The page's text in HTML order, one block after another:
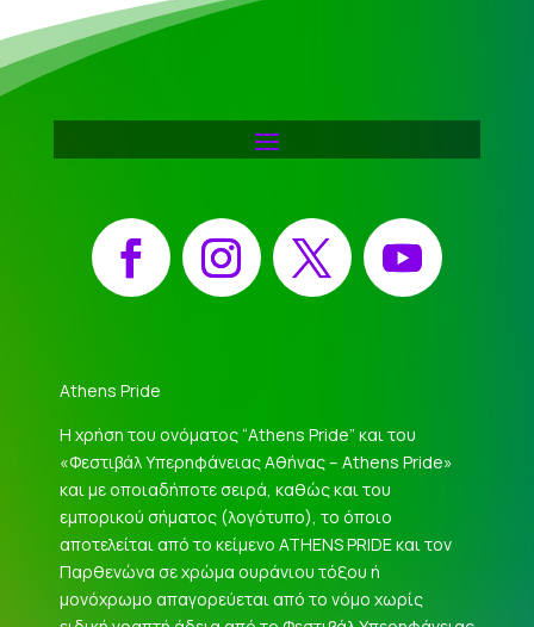
Facebook Instagram X YouTube
Athens Pride
Η χρήση του ονόματος “Athens Pride” και του
«Φεστιβάλ Υπερηφάνειας Αθήνας – Athens Pride»
και με οποιαδήποτε σειρά, καθώς και του
εμπορικού σήματος (λογότυπο), το όποιο
αποτελείται από το κείμενο ATHENS PRIDE και τον
Παρθενώνα σε χρώμα ουράνιου τόξου ή
μονόχρωμο απαγορεύεται από το νόμο χωρίς